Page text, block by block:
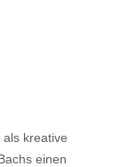
als kreative
einen